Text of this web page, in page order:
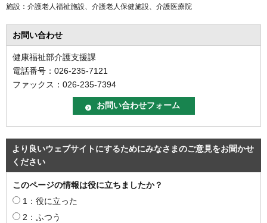
施設：介護老人福祉施設、介護老人保健施設、介護医療院
お問い合わせ
健康福祉部介護支援課
電話番号：026-235-7121
ファックス：026-235-7394
より良いウェブサイトにするためにみなさまのご意見をお聞かせ
ください
このページの情報は役に立ちましたか？
1：役に立った
2：ふつう